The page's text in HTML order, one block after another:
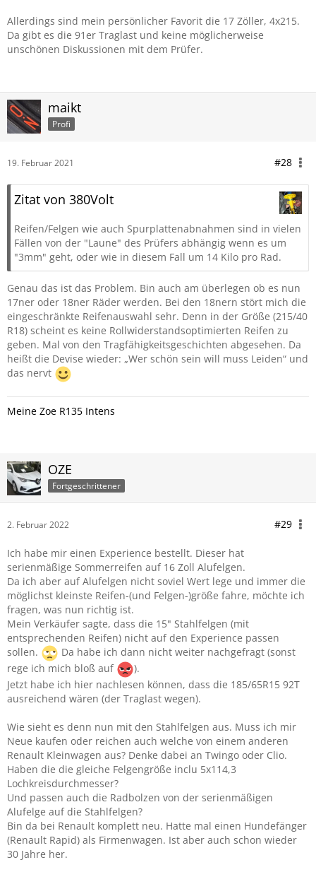
Allerdings sind mein persönlicher Favorit die 17 Zöller, 4x215.
Da gibt es die 91er Traglast und keine möglicherweise
unschönen Diskussionen mit dem Prüfer.
maikt
Profi
19. Februar 2021 #28
Zitat von 380Volt
Reifen/Felgen wie auch Spurplattenabnahmen sind in vielen
Fällen von der "Laune" des Prüfers abhängig wenn es um
"3mm" geht, oder wie in diesem Fall um 14 Kilo pro Rad.
Genau das ist das Problem. Bin auch am überlegen ob es nun
17ner oder 18ner Räder werden. Bei den 18nern stört mich die
eingeschränkte Reifenauswahl sehr. Denn in der Größe (215/40
R18) scheint es keine Rollwiderstandsoptimierten Reifen zu
geben. Mal von den Tragfähigkeitsgeschichten abgesehen. Da
heißt die Devise wieder: „Wer schön sein will muss Leiden“ und
das nervt
Meine Zoe R135 Intens
OZE
Fortgeschrittener
2. Februar 2022 #29
Ich habe mir einen Experience bestellt. Dieser hat
serienmäßige Sommerreifen auf 16 Zoll Alufelgen.
Da ich aber auf Alufelgen nicht soviel Wert lege und immer die
möglichst kleinste Reifen-(und Felgen-)größe fahre, möchte ich
fragen, was nun richtig ist.
Mein Verkäufer sagte, dass die 15" Stahlfelgen (mit
entsprechenden Reifen) nicht auf den Experience passen
sollen.
Da habe ich dann nicht weiter nachgefragt (sonst
rege ich mich bloß auf
).
Jetzt habe ich hier nachlesen können, dass die 185/65R15 92T
ausreichend wären (der Traglast wegen).
Wie sieht es denn nun mit den Stahlfelgen aus. Muss ich mir
Neue kaufen oder reichen auch welche von einem anderen
Renault Kleinwagen aus? Denke dabei an Twingo oder Clio.
Haben die die gleiche Felgengröße inclu 5x114,3
Lochkreisdurchmesser?
Und passen auch die Radbolzen von der serienmäßigen
Alufelge auf die Stahlfelgen?
Bin da bei Renault komplett neu. Hatte mal einen Hundefänger
(Renault Rapid) als Firmenwagen. Ist aber auch schon wieder
30 Jahre her.